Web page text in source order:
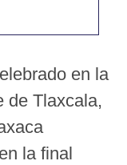
en la
de Tlaxcala,
la final